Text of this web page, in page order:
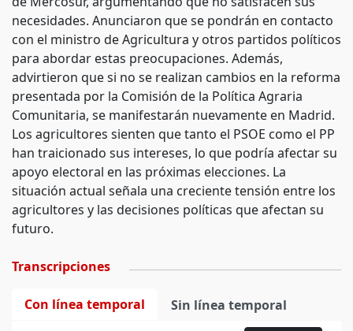
necesidades. Anunciaron que se pondrán en contacto
con el ministro de Agricultura y otros partidos políticos
para abordar estas preocupaciones. Además,
advirtieron que si no se realizan cambios en la reforma
presentada por la Comisión de la Política Agraria
Comunitaria, se manifestarán nuevamente en Madrid.
Los agricultores sienten que tanto el PSOE como el PP
han traicionado sus intereses, lo que podría afectar su
apoyo electoral en las próximas elecciones. La
situación actual señala una creciente tensión entre los
agricultores y las decisiones políticas que afectan su
futuro.
Transcripciones
Con línea temporal Sin línea temporal